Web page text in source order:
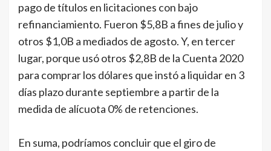
pago de títulos en licitaciones con bajo
refinanciamiento. Fueron $5,8B a fines de julio y
otros $1,0B a mediados de agosto. Y, en tercer
lugar, porque usó otros $2,8B de la Cuenta 2020
para comprar los dólares que instó a liquidar en 3
días plazo durante septiembre a partir de la
medida de alícuota 0% de retenciones.
En suma, podríamos concluir que el giro de